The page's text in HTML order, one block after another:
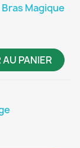
Magique
PANIER